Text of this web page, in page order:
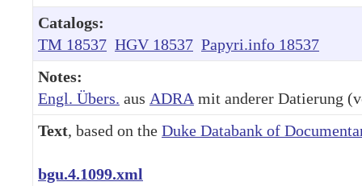
Catalogs:
TM 18537 HGV 18537 Papyri.info 18537
Notes:
Engl. Übers. aus ADRA mit anderer Datierung
Text, based on the Duke Databank of
bgu.4.1099.xml